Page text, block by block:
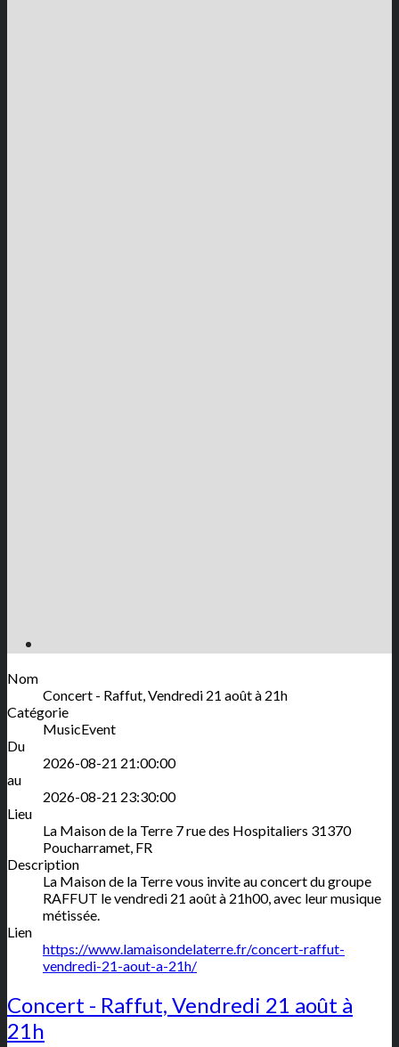
Nom
Concert - Raffut, Vendredi 21 août à 21h
Catégorie
MusicEvent
Du
2026-08-21 21:00:00
au
2026-08-21 23:30:00
Lieu
La Maison de la Terre 7 rue des Hospitaliers 31370
Poucharramet, FR
Description
La Maison de la Terre vous invite au concert du groupe
RAFFUT le vendredi 21 août à 21h00, avec leur musique
métissée.
Lien
https://www.lamaisondelaterre.fr/concert-raffut-
vendredi-21-aout-a-21h/
Concert - Raffut, Vendredi 21 août à
21h